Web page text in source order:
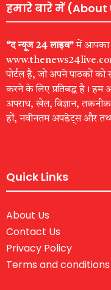
हमारे बारे में (About
“द न्यूज 24 लाइव”में आपका
www.thenews24live.com
पोर्टल है, जो अपने पाठकों को
करने के लिए प्रतिबद्ध है। हम
अपराध, खेल, विज्ञान,
हों, नवीनतम अपडेट्स और
Quick Links
About Us
Contact Us
Privacy Policy
Terms and conditions